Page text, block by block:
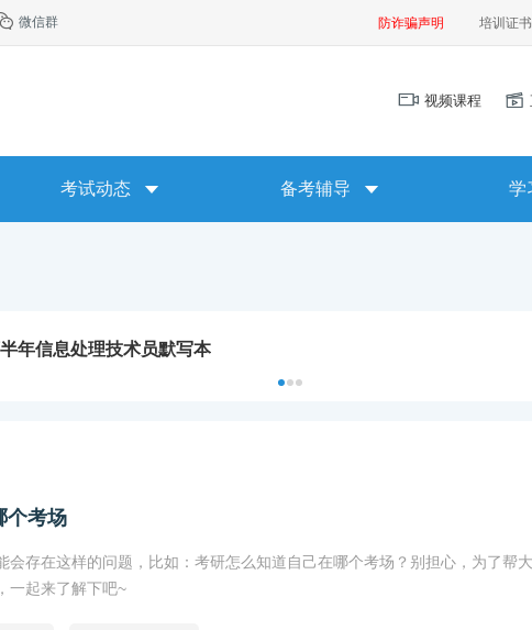
微信群 防诈骗声明 培训证
视频课程
考试动态 备考辅导 学
年信息处理技术员默写本
个考场
会存在这样的问题，比如：考研怎么知道自己在哪个考场？别担心，为了帮
一起来了解下吧~